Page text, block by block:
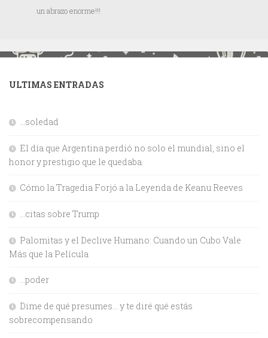
un abrazo enorme!!!
ULTIMAS ENTRADAS
…soledad
El día que Argentina perdió no solo el mundial, sino el
honor y prestigio que le quedaba.
Cómo la Tragedia Forjó a la Leyenda de Keanu Reeves
…citas sobre Trump
Palomitas y el Declive Humano: Cuando un Cubo Vale
Más que la Película
…poder
Dime de qué presumes… y te diré qué estás
sobrecompensando